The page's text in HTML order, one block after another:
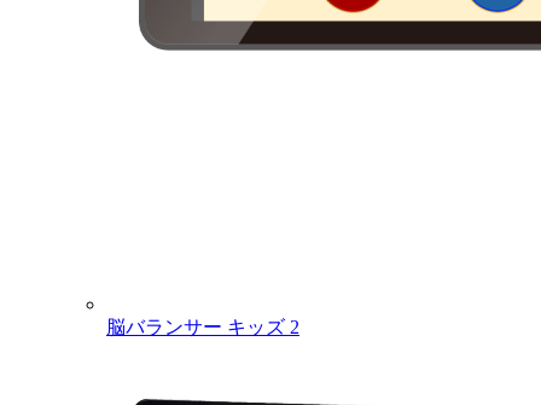
脳バランサー キッズ 2